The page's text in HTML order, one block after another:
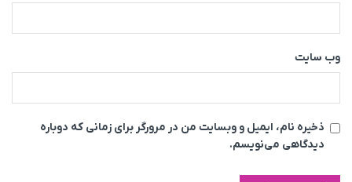
وب‌ سایت
ذخیره نام، ایمیل و وبسایت من در مرورگر برای زمانی که دوباره
دیدگاهی می‌نویسم.